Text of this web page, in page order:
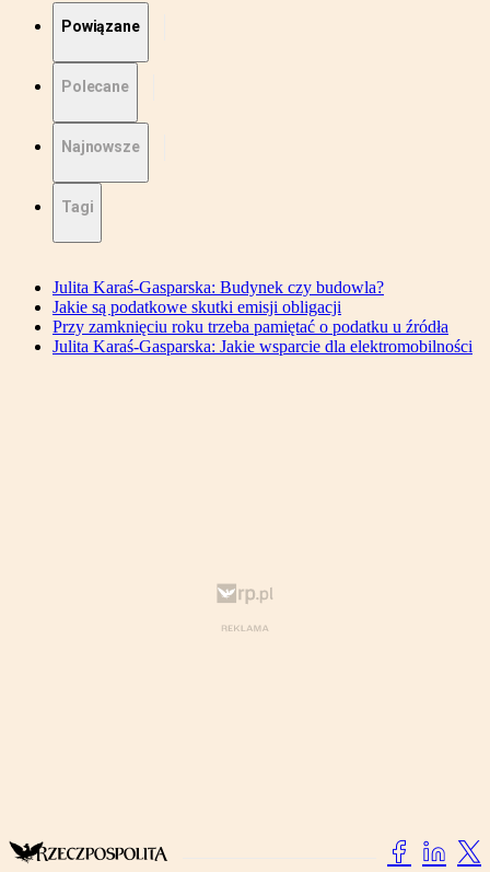
Powiązane
Polecane
Najnowsze
Tagi
Julita Karaś-Gasparska: Budynek czy budowla?
Jakie są podatkowe skutki emisji obligacji
Przy zamknięciu roku trzeba pamiętać o podatku u źródła
Julita Karaś-Gasparska: Jakie wsparcie dla elektromobilności